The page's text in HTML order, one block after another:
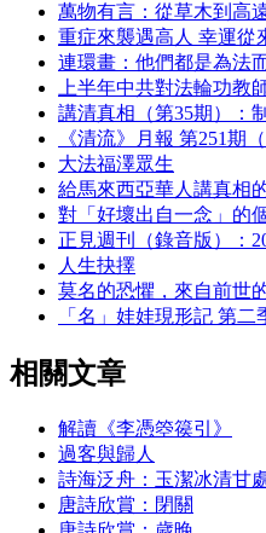
萬物有言：從草木到高
重症來襲遇高人 幸運從
連環畫：他們都是為法
上半年中共對法輪功教
講清真相（第35期）：
《清流》月報 第251期
大法福澤眾生
給馬來西亞華人講真相
對「好壞出自一念」的
正見週刊（錄音版）：
人生抉擇
莫名的恐懼，來自前世
「名」娃娃現形記 第二
相關文章
解讀《李憑箜篌引》
過客與歸人
詩海泛舟：玉潔冰清甘
唐詩欣賞：閉關